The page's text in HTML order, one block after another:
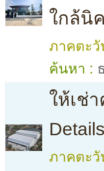
ใกล้นิ
ภาคตะวั
ค้นหา :
ให้เช่
ภาคตะวั